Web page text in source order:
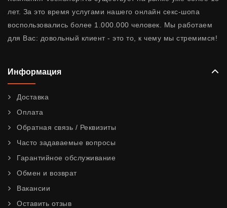
лет. За это время услугами нашего онлайн секс-шопа
воспользовались более 1.000.000 человек. Мы работаем
для Вас: довольный клиент - это то, к чему мы стремимся!
Информация
Доставка
Оплата
Обратная связь / Реквизиты
Часто задаваемые вопросы
Гарантийное обслуживание
Обмен и возврат
Вакансии
Оставить отзыв